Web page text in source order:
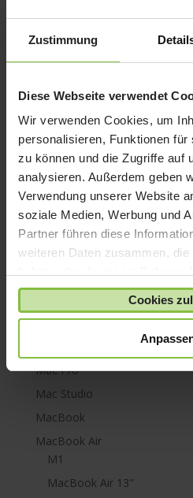
Zustimmung
Diese Webseite verwendet
Wir verwenden Cookies, um
personalisieren, Funktionen
zu können und die Zugriffe auf
analysieren. Außerdem geben
Verwendung unserer Website
soziale Medien, Werbung und
Partner führen diese
weiteren Daten zusammen,
gesammelt haben.
Cookies
iPad mini
iPad Pro
iPhone 6
iPhone SE
iPhone X
iPod nano
iPod shuffle
iPod touch
Kabel & Adapter
Kopfhörer
Lightning
Mac Pro
Mac Studio
MacBook
MacBook Air
M1
MacBook Air 13"